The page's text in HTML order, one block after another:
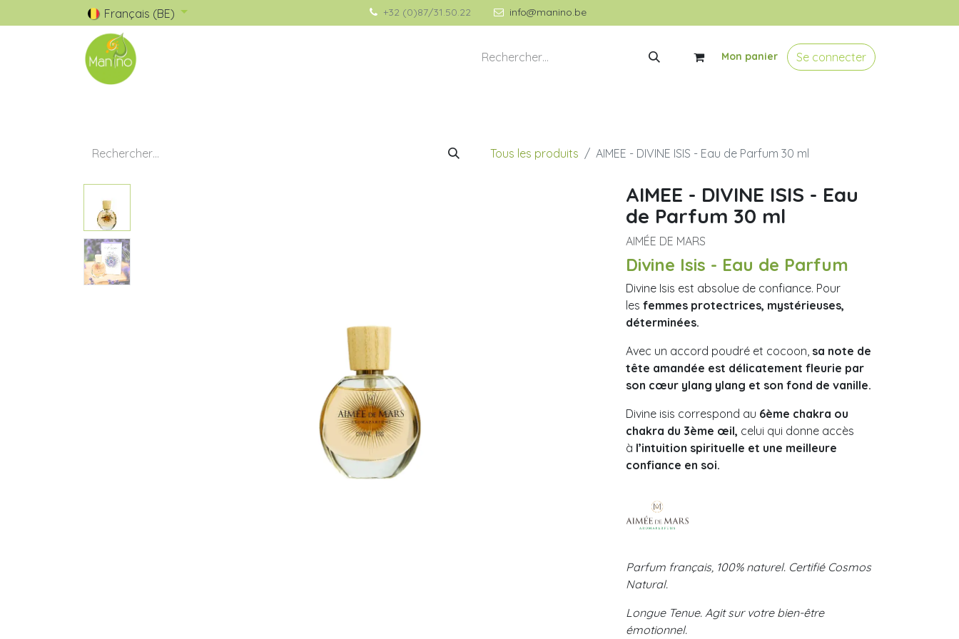
Français (BE) +32 (0)87/31.50.22 info@manino.be
Mon panier Se connecter
Tous les produits AIMEE - DIVINE ISIS - Eau de Parfum 30 ml
AIMEE - DIVINE ISIS - Eau
de Parfum 30 ml
AIMÉE DE MARS
Divine Isis - Eau de Parfum
Divine Isis est absolue de confiance. Pour
les femmes protectrices, mystérieuses,
déterminées.
Avec un accord poudré et cocoon, sa note de
tête amandée est délicatement fleurie par
son cœur ylang ylang et son fond de vanille.
Divine isis correspond au 6ème chakra ou
chakra du 3ème œil, celui qui donne accès
à l’intuition spirituelle et une meilleure
confiance en soi.
Parfum français, 100% naturel. Certifié Cosmos
Natural.
Longue Tenue. Agit sur votre bien-être
émotionnel.